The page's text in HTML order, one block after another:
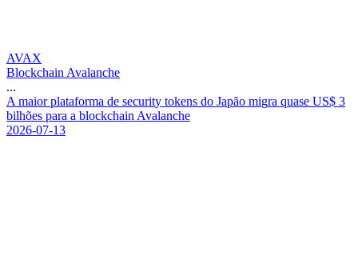
AVAX
Blockchain Avalanche
...
A maior plataforma de security tokens do Japão migra quase US$ 3
bilhões para a blockchain Avalanche
2026-07-13